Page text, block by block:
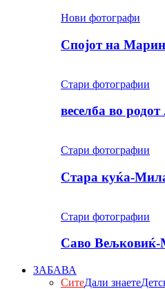
Нови фотографи
Спојот на
Стари фотографии
веселба во
Стари фотографии
Стара куќа-
Стари фотографии
Саво
ЗАБАВА
СитеДали знаете